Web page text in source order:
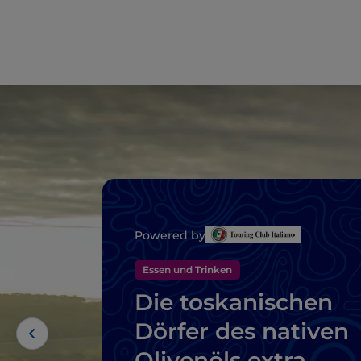
Powered by
Essen und Trinken
Die toskanischen
Dörfer des nativen